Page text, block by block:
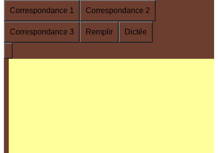
Correspondance 1
Correspondance 2
Correspondance 3 Remplir Dictée